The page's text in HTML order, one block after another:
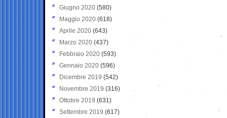
Giugno 2020 (580)
Maggio 2020 (618)
Aprile 2020 (643)
Marzo 2020 (437)
Febbraio 2020 (593)
Gennaio 2020 (596)
Dicembre 2019 (542)
Novembre 2019 (316)
Ottobre 2019 (631)
Settembre 2019 (617)